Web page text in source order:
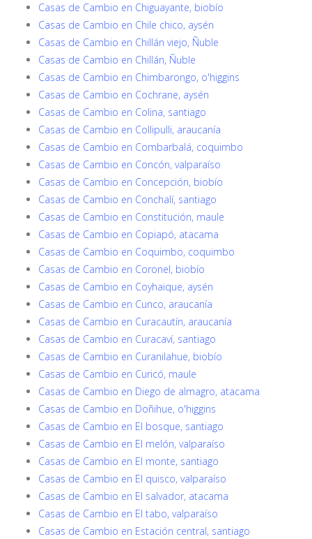
Casas de Cambio en Chiguayante, biobío
Casas de Cambio en Chile chico, aysén
Casas de Cambio en Chillán viejo, Ñuble
Casas de Cambio en Chillán, Ñuble
Casas de Cambio en Chimbarongo, o'higgins
Casas de Cambio en Cochrane, aysén
Casas de Cambio en Colina, santiago
Casas de Cambio en Collipulli, araucanía
Casas de Cambio en Combarbalá, coquimbo
Casas de Cambio en Concón, valparaíso
Casas de Cambio en Concepción, biobío
Casas de Cambio en Conchalí, santiago
Casas de Cambio en Constitución, maule
Casas de Cambio en Copiapó, atacama
Casas de Cambio en Coquimbo, coquimbo
Casas de Cambio en Coronel, biobío
Casas de Cambio en Coyhaique, aysén
Casas de Cambio en Cunco, araucanía
Casas de Cambio en Curacautín, araucanía
Casas de Cambio en Curacaví, santiago
Casas de Cambio en Curanilahue, biobío
Casas de Cambio en Curicó, maule
Casas de Cambio en Diego de almagro, atacama
Casas de Cambio en Doñihue, o'higgins
Casas de Cambio en El bosque, santiago
Casas de Cambio en El melón, valparaíso
Casas de Cambio en El monte, santiago
Casas de Cambio en El quisco, valparaíso
Casas de Cambio en El salvador, atacama
Casas de Cambio en El tabo, valparaíso
Casas de Cambio en Estación central, santiago